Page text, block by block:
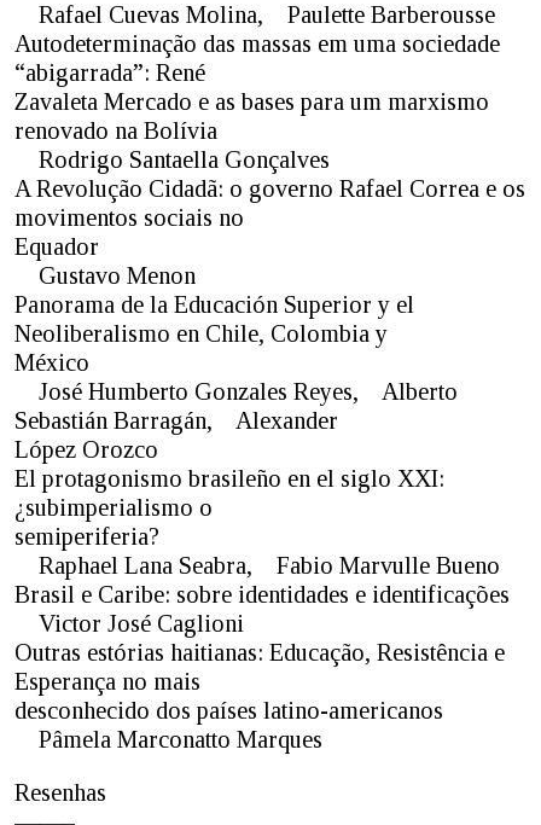
Rafael Cuevas Molina, Paulette Barberousse
Autodeterminação das massas em uma sociedade
“abigarrada”: René
Zavaleta Mercado e as bases para um marxismo
renovado na Bolívia
Rodrigo Santaella Gonçalves
A Revolução Cidadã: o governo Rafael Correa e os
movimentos sociais no
Equador
Gustavo Menon
Panorama de la Educación Superior y el
Neoliberalismo en Chile, Colombia y
México
José Humberto Gonzales Reyes, Alberto
Sebastián Barragán, Alexander
López Orozco
El protagonismo brasileño en el siglo XXI:
¿subimperialismo o
semiperiferia?
Raphael Lana Seabra, Fabio Marvulle Bueno
Brasil e Caribe: sobre identidades e identificações
Victor José Caglioni
Outras estórias haitianas: Educação, Resistência e
Esperança no mais
desconhecido dos países latino-americanos
Pâmela Marconatto Marques
Resenhas